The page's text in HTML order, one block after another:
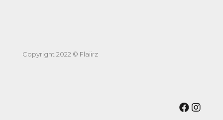
Copyright 2022 © Flaiirz